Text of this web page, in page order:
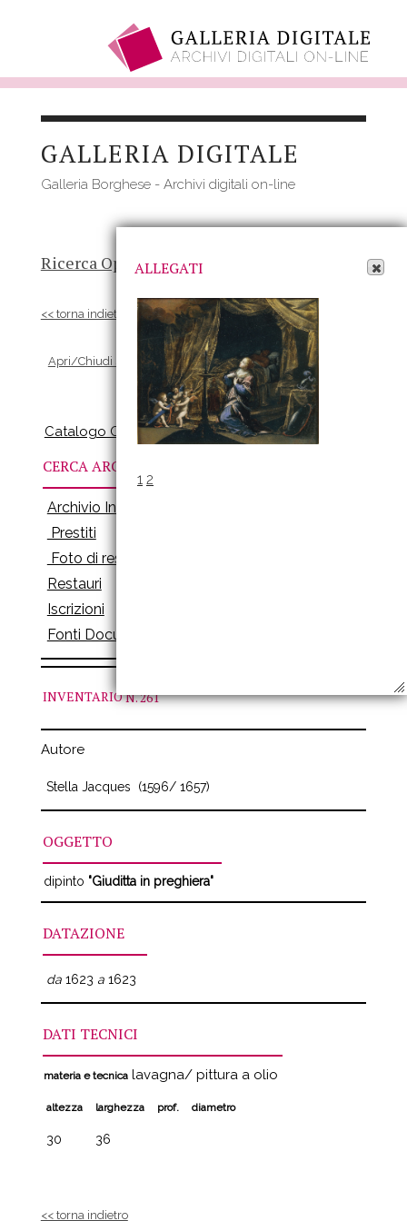
contenutoGALLERIA DIGITALE
Galleria Borghese - Archivi digitali on-line
Ricerca Opere-Risultato
<< torna indietro
Apri/Chiudi scheda Allegati
Catalogo Online
CERCA ARCHIVI
Archivio Inventari
Prestiti
Foto di restauro
Restauri
Iscrizioni
Fonti Documenti
INVENTARION. 261
Autore
Stella Jacques (1596/ 1657)
OGGETTO
dipinto "Giuditta in preghiera"
DATAZIONE
da1623 a1623
DATI TECNICI
materia e tecnicalavagna/ pittura a olio
altezza larghezza prof. diametro
30 36
<< torna indietro
ALLEGATI
1 2